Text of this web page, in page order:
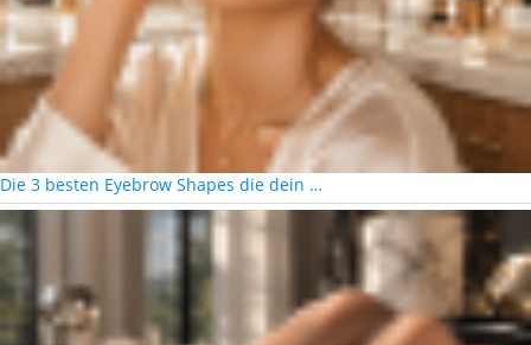
Die 3 besten Eyebrow Shapes die dein …